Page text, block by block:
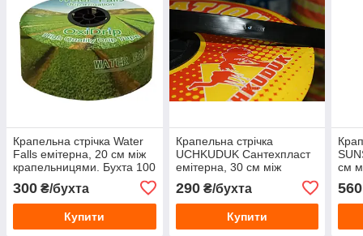
Крапельна стрічка Water
Falls емітерна, 20 см між
крапельницями. Бухта 100
300 ₴/бухта
Купити
Крапельна стрічка
UCHKUDUK Сантехпласт
емітерна, 30 см між
крапельницями. Бухта 100
метрів
290₴/бухта
Купити
см
560